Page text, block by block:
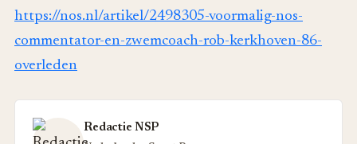
https://nos.nl/artikel/2498305-voormalig-nos-
commentator-en-zwemcoach-rob-kerkhoven-86-
overleden
Redactie NSP